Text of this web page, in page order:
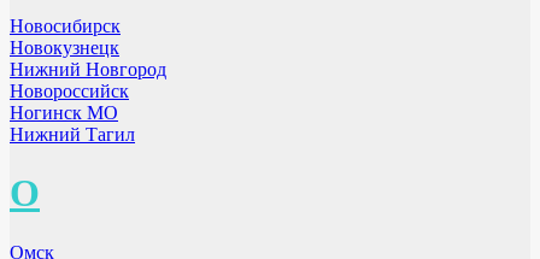
Новосибирск
Новокузнецк
Нижний Новгород
Новороссийск
Ногинск МО
Нижний Тагил
О
Омск